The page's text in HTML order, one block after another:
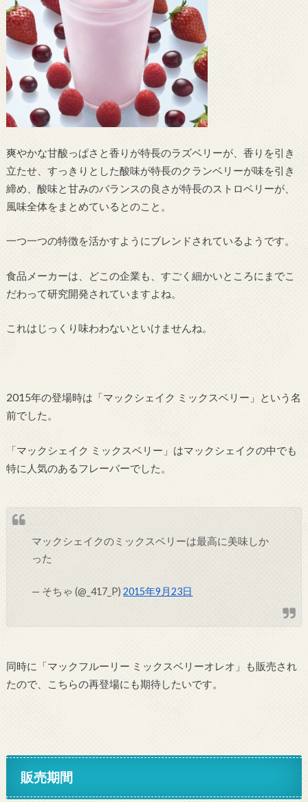
爽やかな甘酸っぱさと香りが特長のラズベリーが、香りを引き
立たせ、すっきりとした酸味が特長のクランベリーが味を引き
締め、酸味と甘みのバランスの良さが特長のストロベリーが、
風味全体をまとめているとのこと。
一つ一つの特徴を活かすようにブレンドされているようです。
食品メーカーは、どこの企業も、すごく細かいところにまでこ
だわって研究開発されていますよね。
これはじっくり味わわないといけませんね。
2015年の登場時は「マックシェイク ミックスベリー」という名
前でした。
「マックシェイク ミックスベリー」はマックシェイクの中でも
特に人気のあるフレーバーでした。
マックシェイクのミックスベリーは最高に美味しか
った
— そちゃ (@_417_P)2015年9月23日
同時に「マックフルーリー ミックスベリーオレオ」も販売され
たので、こちらの再登場にも期待したいです。
販売期間